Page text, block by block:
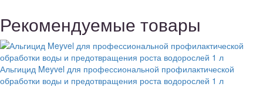
Рекомендуемые товары
Альгицид Meyvel для профессиональной профилактической
обработки воды и предотвращения роста водорослей 1 л